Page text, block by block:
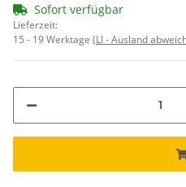
Sofort verfügbar
Lieferzeit:
15 - 19 Werktage (LI - Ausland